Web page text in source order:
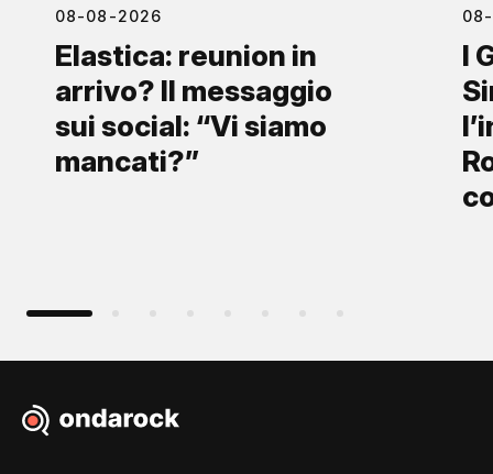
08-08-2026
Elastica: reunion in
arrivo? Il messaggio
sui social: “Vi siamo
mancati?”
I